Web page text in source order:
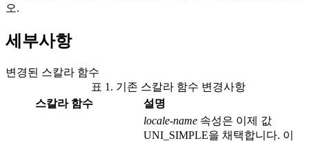
오.
세부사항
변경된 스칼라 함수
표 1. 기존 스칼라 함수 변경사항
스칼라 함수
설명
locale-name 속성은 이제 값
UNI_SIMPLE을 채택합니다. 이